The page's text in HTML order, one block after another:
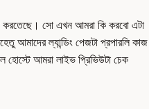
করতেছে। সো এখন আমরা কি করবো এটা
আমাদের ল্যান্ডিং পেজটা প্রপারলি কাজ
হোস্টে আমরা লাইভ প্রিভিউটা চেক